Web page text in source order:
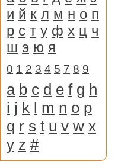
и й к л м н о п
р с т у ф х ц ч
ш э ю я
0 1 2 3 4 5 7 8 9
a b c d e f g h
i j k l m n o p
q r s t u v w x
y z #